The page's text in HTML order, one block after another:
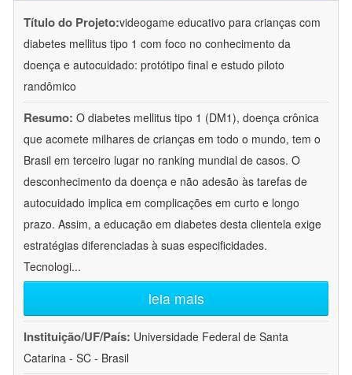
Título do Projeto:videogame educativo para crianças com
diabetes mellitus tipo 1 com foco no conhecimento da
doença e autocuidado: protótipo final e estudo piloto
randômico
Resumo: O diabetes mellitus tipo 1 (DM1), doença crônica
que acomete milhares de crianças em todo o mundo, tem o
Brasil em terceiro lugar no ranking mundial de casos. O
desconhecimento da doença e não adesão às tarefas de
autocuidado implica em complicações em curto e longo
prazo. Assim, a educação em diabetes desta clientela exige
estratégias diferenciadas à suas especificidades.
Tecnologi...
leia mais
Instituição/UF/País: Universidade Federal de Santa
Catarina - SC - Brasil